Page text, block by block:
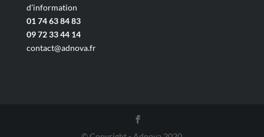
d’information
01 74 63 84 83
09 72 33 44 14
contact@adnova.fr